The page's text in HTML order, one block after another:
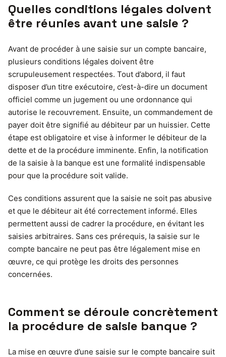
Quelles conditions légales doivent
être réunies avant une saisie ?
Avant de procéder à une saisie sur un compte bancaire,
plusieurs conditions légales doivent être
scrupuleusement respectées. Tout d’abord, il faut
disposer d’un titre exécutoire, c’est-à-dire un document
officiel comme un jugement ou une ordonnance qui
autorise le recouvrement. Ensuite, un commandement de
payer doit être signifié au débiteur par un huissier. Cette
étape est obligatoire et vise à informer le débiteur de la
dette et de la procédure imminente. Enfin, la notification
de la saisie à la banque est une formalité indispensable
pour que la procédure soit valide.
Ces conditions assurent que la saisie ne soit pas abusive
et que le débiteur ait été correctement informé. Elles
permettent aussi de cadrer la procédure, en évitant les
saisies arbitraires. Sans ces prérequis, la saisie sur le
compte bancaire ne peut pas être légalement mise en
œuvre, ce qui protège les droits des personnes
concernées.
Comment se déroule concrètement
la procédure de saisie banque ?
La mise en œuvre d’une saisie sur le compte bancaire suit